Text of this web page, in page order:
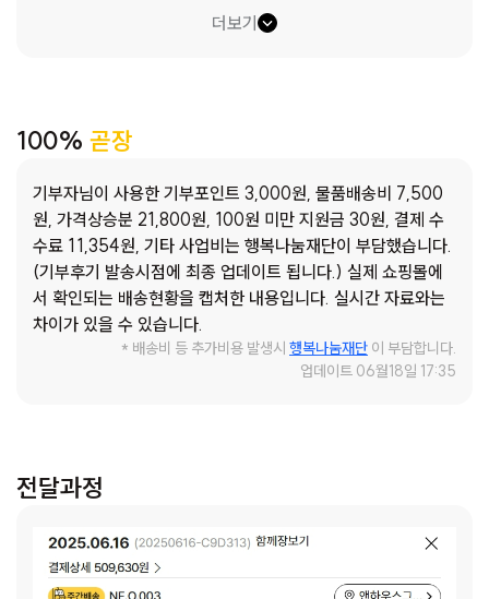
부탁합니다. 감사합니다! 좋은 하루 되세요. 1. 삼겹살 : 아이들
이 가장 좋아하는 삼겹살은 영양 만점 식재료입니다.. 먹어도
수박을 먹으며 갈증을 해소하고싶습니다. 학교 갔다가 집에 와
발란스를 유지하려고 합니다. 4. 치킨 스테이크 : 간식 중 왕은
당연히 치킨이죠~ 에어프라이에 데워 먹는 치킨은 냄새부터
침샘을 자극한답니다. 5. 피자 : 출출할 때 먹으면 제맛인 피자
~~ 간식 타임에 빠져서는 안 되는 간식입니다.맛있는 피자를
먹고 건강하게 자라고 싶습니다. 6. 허쉬 초코 드링크 : 간식과
함께 마시는 허쉬 초콜릿 드링크~~ 달콤함에 스트레스가 확
더보기
100% 곧장
기부자님이 사용한 기부포인트 3,000원, 물품배송비 7,500
원, 가격상승분 21,800원, 100원 미만 지원금 30원, 결제 수
수료 11,354원, 기타 사업비는 행복나눔재단이 부담했습니다.
(기부후기 발송시점에 최종 업데이트 됩니다.) 실제 쇼핑몰에
서 확인되는 배송현황을 캡처한 내용입니다. 실시간 자료와는
차이가 있을 수 있습니다.
* 배송비 등 추가비용 발생시 행복나눔재단 이 부담합니다.
업데이트 06월18일 17:35
전달과정